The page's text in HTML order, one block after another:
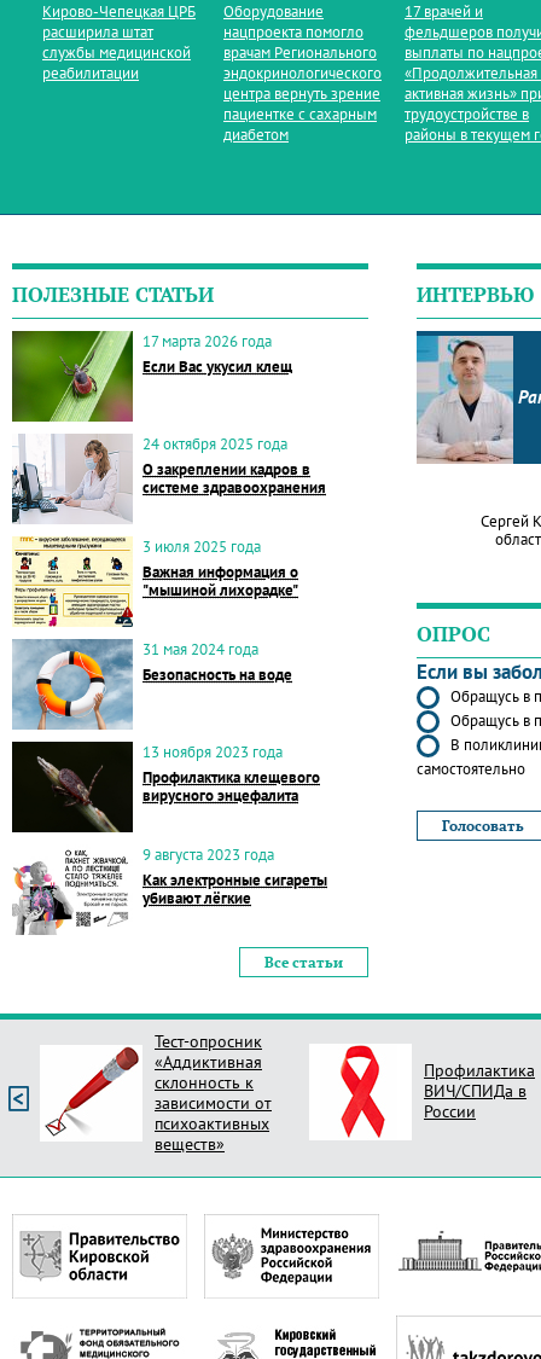
Кирово‑Чепецкая ЦРБ
расширила штат
службы медицинской
реабилитации
Оборудование
нацпроекта помогло
врачам Регионального
эндокринологического
центра вернуть зрение
пациентке с сахарным
диабетом
17 врачей и
фельдшеров
выплаты по
«Продолжительная
активная жизнь»
трудоустройстве в
районы в текущем
ПОЛЕЗНЫЕ СТАТЬИ
17 марта 2026 года
Если Вас укусил клещ
24 октября 2025 года
О закреплении кадров в
системе здравоохранения
3 июля 2025 года
Важная информация о
"мышиной лихорадке"
31 мая 2024 года
Безопасность на воде
13 ноября 2023 года
Профилактика клещевого
вирусного энцефалита
9 августа 2023 года
Как электронные сигареты
убивают лёгкие
Все статьи
ИНТЕРВЬЮ
Сергей
ОПРОС
Если вы
Обращусь в
Обращусь в
В
самостоятельно
Тест-опросник
«Аддиктивная
склонность к
зависимости от
психоактивных
веществ»
Профилактика
ВИЧ/СПИДа в
России